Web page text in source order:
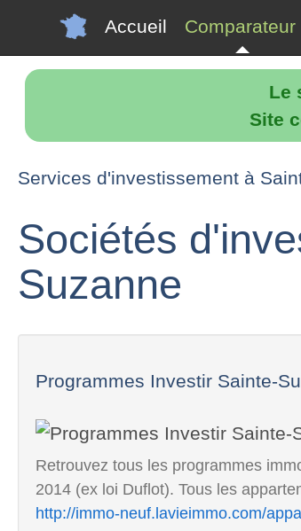
Le
Site
Accueil Comparateur
Services d'investissement à
Sociétés
Suzanne
Programmes Investir Sainte-
Retrouvez tous les programmes
2014 (ex loi Duflot). Tous les
http://immo-neuf.lavieimmo.com/